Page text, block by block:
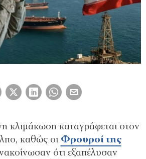
κλιμάκωση καταγράφεται στον
καθώς οι Φρουροί της
ότι εξαπέλυσαν